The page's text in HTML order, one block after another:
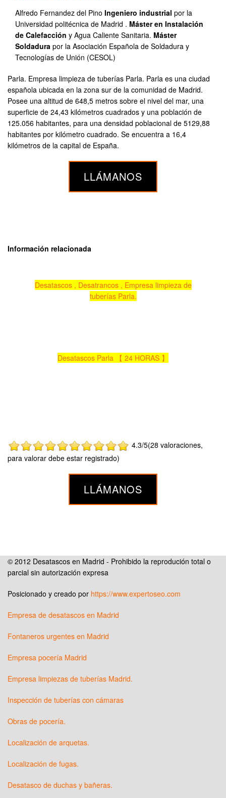
Alfredo Fernandez del Pino Ingeniero industrial por la
Universidad politécnica de Madrid . Máster en Instalación
de Calefacción y Agua Caliente Sanitaria. Máster
Soldadura por la Asociación Española de Soldadura y
Tecnologías de Unión (CESOL)
Parla. Empresa limpieza de tuberías Parla. Parla es una ciudad
española ubicada en la zona sur de la comunidad de Madrid.
Posee una altitud de 648,5 metros sobre el nivel del mar, una
superficie de 24,43 kilómetros cuadrados y una población de
125.056 habitantes, para una densidad poblacional de 5129,88
habitantes por kilómetro cuadrado. Se encuentra a 16,4
kilómetros de la capital de España.
LLÁMANOS
Información relacionada
Desatascos , Desatrancos , Empresa limpieza de
tuberías Parla.
Desatascos Parla 【 24 HORAS 】
4.3/5(28 valoraciones,
para valorar debe estar registrado)
LLÁMANOS
© 2012 Desatascos en Madrid - Prohibido la reprodución total o
parcial sin autorización expresa
Posicionado y creado por https://www.expertoseo.com
Empresa de desatascos en Madrid
Fontaneros urgentes en Madrid
Empresa pocería Madrid
Empresa limpiezas de tuberías Madrid.
Inspección de tuberías con cámaras
Obras de pocería.
Localización de arquetas.
Localización de fugas.
Desatasco de duchas y bañeras.